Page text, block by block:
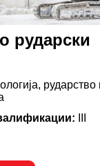
рударски
рударство